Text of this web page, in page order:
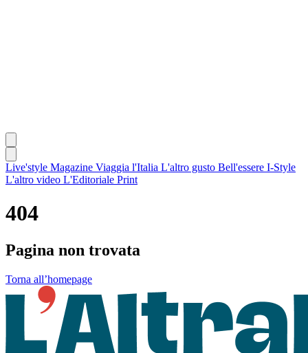
Live'style Magazine Viaggia l'Italia L'altro gusto Bell'essere I-Style
L'altro video L'Editoriale Print
404
Pagina non trovata
Torna all’homepage